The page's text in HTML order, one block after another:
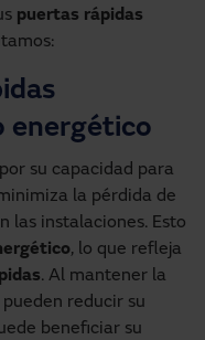
puertas rápidas
energético
su capacidad para
la pérdida de
las instalaciones. Esto
, lo que refleja
. Al mantener la
reducir su
beneficiar su